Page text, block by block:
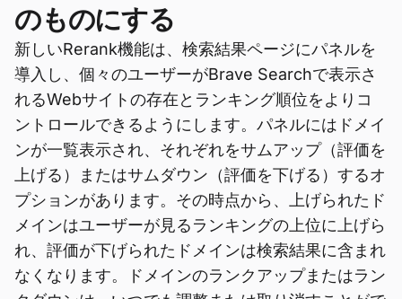
のものにする
新しいRerank機能は、検索結果ページにパネルを
導入し、個々のユーザーがBrave Searchで表示さ
れるWebサイトの存在とランキング順位をよりコ
ントロールできるようにします。パネルにはドメイ
ンが一覧表示され、それぞれをサムアップ（評価を
上げる）またはサムダウン（評価を下げる）するオ
プションがあります。その時点から、上げられたド
メインはユーザーが見るランキングの上位に上げら
れ、評価が下げられたドメインは検索結果に含まれ
なくなります。ドメインのランクアップまたはラン